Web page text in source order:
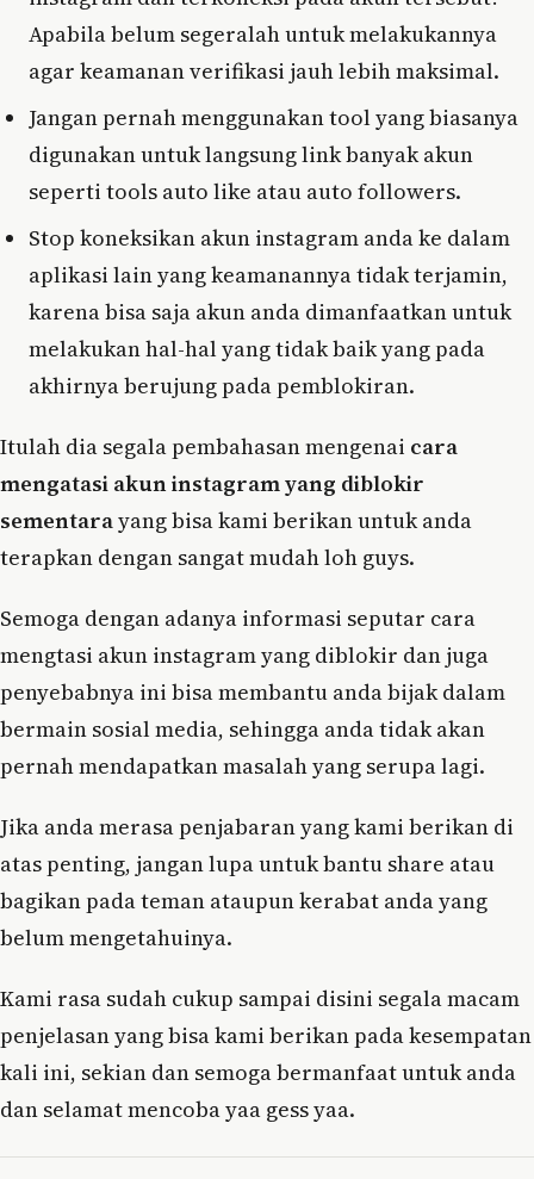
Apabila belum segeralah untuk melakukannya
agar keamanan verifikasi jauh lebih maksimal.
Jangan pernah menggunakan tool yang biasanya
digunakan untuk langsung link banyak akun
seperti tools auto like atau auto followers.
Stop koneksikan akun instagram anda ke dalam
aplikasi lain yang keamanannya tidak terjamin,
karena bisa saja akun anda dimanfaatkan untuk
melakukan hal-hal yang tidak baik yang pada
akhirnya berujung pada pemblokiran.
Itulah dia segala pembahasan mengenai cara
mengatasi akun instagram yang diblokir
sementarayang bisa kami berikan untuk anda
terapkan dengan sangat mudah loh guys.
Semoga dengan adanya informasi seputar cara
mengtasi akun instagram yang diblokir dan juga
penyebabnya ini bisa membantu anda bijak dalam
bermain sosial media, sehingga anda tidak akan
pernah mendapatkan masalah yang serupa lagi.
Jika anda merasa penjabaran yang kami berikan di
atas penting, jangan lupa untuk bantu share atau
bagikan pada teman ataupun kerabat anda yang
belum mengetahuinya.
Kami rasa sudah cukup sampai disini segala macam
penjelasan yang bisa kami berikan pada kesempatan
kali ini, sekian dan semoga bermanfaat untuk anda
dan selamat mencoba yaa gess yaa.